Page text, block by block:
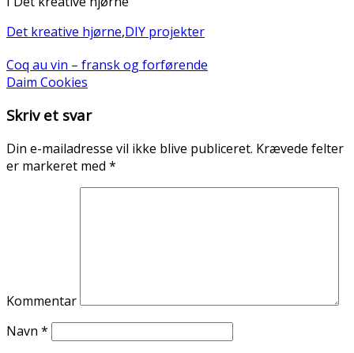
Det kreative hjørne,DIY projekter
Coq au vin – fransk og forførende
Daim Cookies
Skriv et svar
Din e-mailadresse vil ikke blive publiceret. Krævede felter
er markeret med *
Kommentar
Navn *